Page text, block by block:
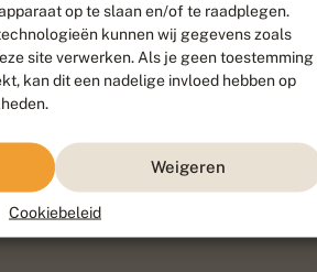
op te slaan en/of te raadplegen.
kunnen wij gegevens zoals
site verwerken. Als je geen toestemming
kan dit een nadelige invloed hebben op
Weigeren
Cookiebeleid
, ontworpen door